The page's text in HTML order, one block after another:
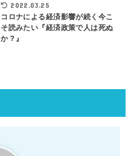
2022.03.25
コロナによる経済影響が続く今こ
そ読みたい『経済政策で人は死ぬ
か？』